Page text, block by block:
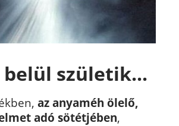
belül születik...
az anyaméh ölelő,
adó sötétjében,